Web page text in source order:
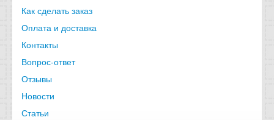
Как сделать заказ
Оплата и доставка
Контакты
Вопрос-ответ
Отзывы
Новости
Статьи